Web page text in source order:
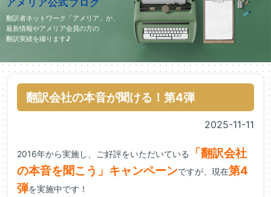
アメリア公式ブログ
翻訳者ネットワーク「アメリア」が、
最新情報やアメリア会員の方の
翻訳実績を綴ります♪
翻訳会社の本音が聞ける！第4弾
2025-11-11
2016年から実施し、ご好評をいただいている
「翻訳会社
の本音を聞こう」キャンペーンですが、現在第4
弾を実施中です！